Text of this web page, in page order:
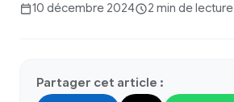
10 décembre 2024
2 min de lecture
Partager cet article :